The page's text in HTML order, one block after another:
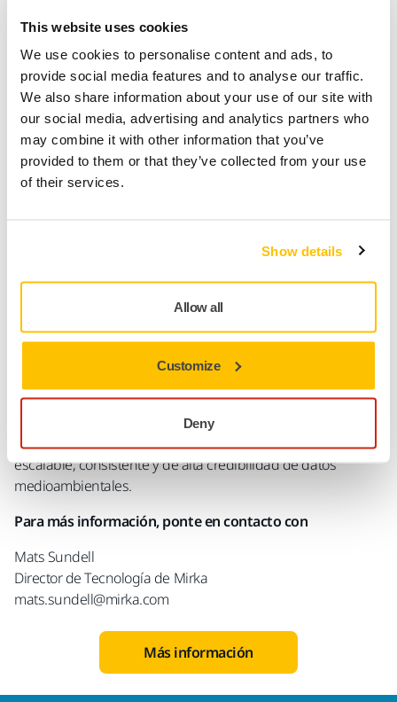
This website uses cookies
We use cookies to personalise content and ads, to
provide social media features and to analyse our traffic.
We also share information about your use of our site with
our social media, advertising and analytics partners who
may combine it with other information that you’ve
provided to them or that they’ve collected from your use
of their services.
Show details
Allow all
Customize
Deny
una DAP verificada por terceros para el disco de lijado
medioambiental del producto a lo largo de todo su ciclo de
vida, desde la producción y el uso hasta el final de su vida
útil.
"Al dar visibilidad al impacto medioambiental de nuestros
productos, no solo apoyamos la transición ecológica de
nuestros clientes, permitiéndoles tomar decisiones más
mejores materias primas y mejorar continuamente la
operaciones", afirma Mats Sundell, Director de Tecnología
de Mirka.
posiciona a Mirka, una vez más, como precursor en el sector
del acabado de superficies. Permite pasar de las
declaraciones de productos puntuales a un enfoque
escalable, consistente y de alta credibilidad de datos
medioambientales.
Para más información, ponte en contacto con
Mats Sundell
Director de Tecnología de Mirka
mats.sundell@mirka.com
Más información